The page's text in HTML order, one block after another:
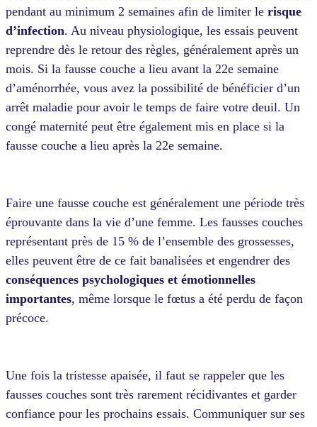
pendant au minimum 2 semaines afin de limiter le risque
d’infection. Au niveau physiologique, les essais peuvent
reprendre dès le retour des règles, généralement après un
mois. Si la fausse couche a lieu avant la 22e semaine
d’aménorrhée, vous avez la possibilité de bénéficier d’un
arrêt maladie pour avoir le temps de faire votre deuil. Un
congé maternité peut être également mis en place si la
fausse couche a lieu après la 22e semaine.
Faire une fausse couche est généralement une période très
éprouvante dans la vie d’une femme. Les fausses couches
représentant près de 15 % de l’ensemble des grossesses,
elles peuvent être de ce fait banalisées et engendrer des
conséquences psychologiques et émotionnelles
importantes, même lorsque le fœtus a été perdu de façon
précoce.
Une fois la tristesse apaisée, il faut se rappeler que les
fausses couches sont très rarement récidivantes et garder
confiance pour les prochains essais. Communiquer sur ses